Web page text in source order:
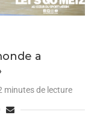
a
minutes de lecture